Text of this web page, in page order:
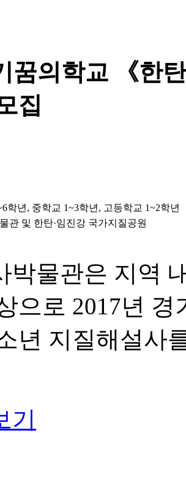
꿈의학교 《한
집
학년, 중학교 1~3학년, 고등학교 1~2학년
관 및 한탄·임진강 국가지질공원
박물관은 지역
으로 2017년
년 지질해설사
기